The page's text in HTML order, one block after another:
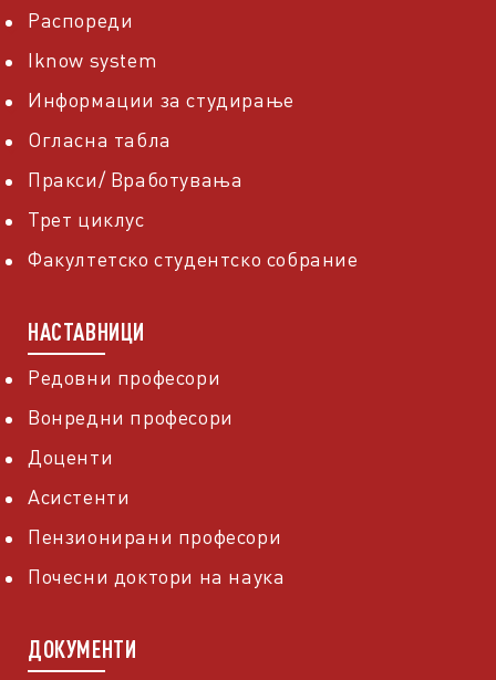
Распореди
Iknow system
Информации за студирање
Огласна табла
Пракси/ Вработувања
Трет циклус
Факултетско студентско собрание
НАСТАВНИЦИ
Редовни професори
Вонредни професори
Доценти
Асистенти
Пензионирани професори
Почесни доктори на наука
ДОКУМЕНТИ